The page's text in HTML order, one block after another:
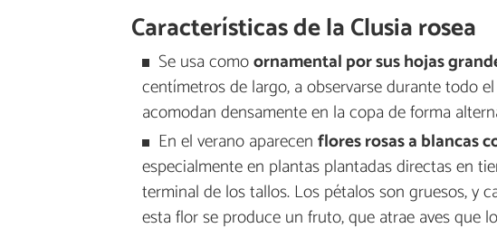
Características de la Clusia rosea
Se usa comoornamental por sus hojas
centímetros de largo, a observarse durante todo
acomodan densamente en la copa de forma
En el verano aparecenflores rosas a blancas
especialmente en plantas plantadas directas en
terminal de los tallos. Los pétalos son gruesos, y
esta flor se produce un fruto, que atrae aves que